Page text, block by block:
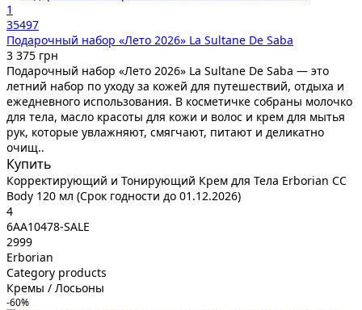
1
35497
Подарочный набор «Лето 2026» La Sultane De Saba
3 375 грн
Подарочный набор «Лето 2026» La Sultane De Saba — это
летний набор по уходу за кожей для путешествий, отдыха и
ежедневного использования. В косметичке собраны молочко
для тела, масло красоты для кожи и волос и крем для мытья
рук, которые увлажняют, смягчают, питают и деликатно
очищ..
Купить
Корректирующий и Тонирующий Крем для Тела Erborian CC
Body 120 мл (Срок годности до 01.12.2026)
4
6AA10478-SALE
2999
Erborian
Category products
Кремы / Лосьоны
-60%